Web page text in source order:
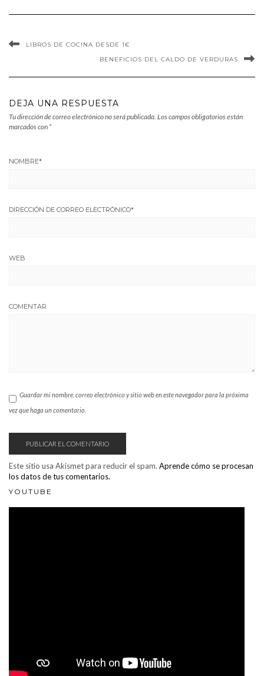
LIBROS DE COCINA DESDE 1€
BENEFICIOS DEL CALDO DE VERDURAS
DEJA UNA RESPUESTA
Tu dirección de correo electrónico no será publicada. Los campos obligatorios están
marcados con *
NOMBRE*
DIRECCIÓN DE CORREO ELECTRÓNICO*
WEB
COMENTAR
Guardar mi nombre, correo electrónico y sitio web en este navegador para la próxima
vez que haga un comentario.
Este sitio usa Akismet para reducir el spam. Aprende cómo se procesan
los datos de tus comentarios.
YOUTUBE